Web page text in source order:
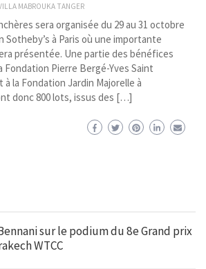
MABROUKA TANGER
sera organisée du 29 au 31 octobre
Sotheby’s à Paris où une importante
présentée. Une partie des bénéfices
Fondation Pierre Bergé-Yves Saint
à la Fondation Jardin Majorelle à
donc 800 lots, issus des […]
sur le podium du 8e Grand prix
WTCC